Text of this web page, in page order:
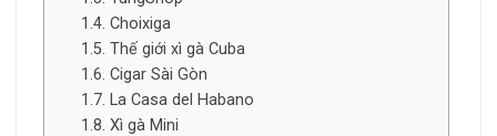
Choixiga
Thế giới xì gà Cuba
Cigar Sài Gòn
La Casa del Habano
Xì gà Mini